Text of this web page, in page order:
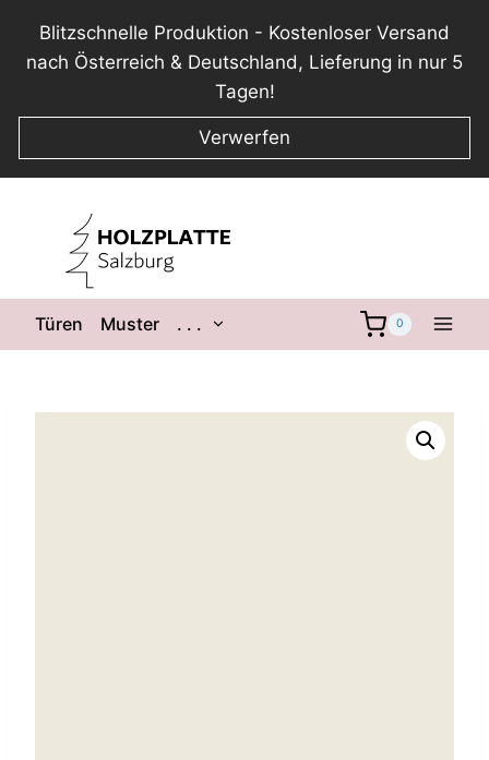
Blitzschnelle Produktion - Kostenloser Versand
nach Österreich & Deutschland, Lieferung in nur 5
Tagen!
Verwerfen
springen
Türen Muster . . . 0